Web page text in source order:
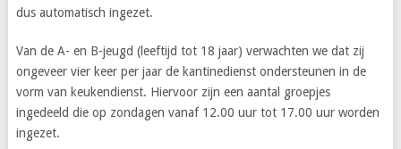
dus automatisch ingezet.
Van de A- en B-jeugd (leeftijd tot 18 jaar) verwachten we dat zij
ongeveer vier keer per jaar de kantinedienst ondersteunen in de
vorm van keukendienst. Hiervoor zijn een aantal groepjes
ingedeeld die op zondagen vanaf 12.00 uur tot 17.00 uur worden
ingezet.